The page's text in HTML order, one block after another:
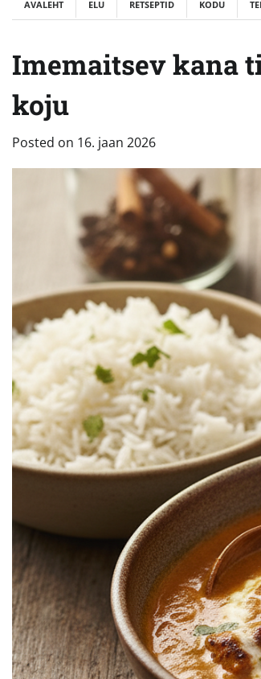
AVALEHT ELU RETSEPTID KODU
Imemaitsev kana
koju
Posted on 16. jaan 2026